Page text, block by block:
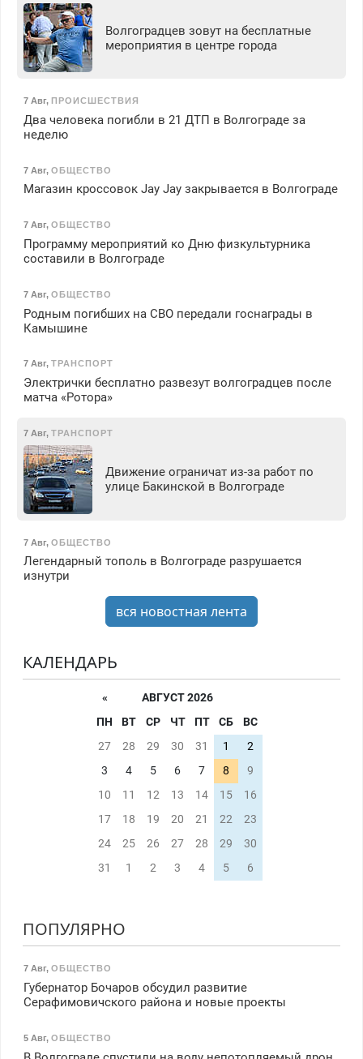
Волгоградцев зовут на бесплатные
мероприятия в центре города
7 Авг, ПРОИСШЕСТВИЯ
Два человека погибли в 21 ДТП в Волгограде за
неделю
7 Авг, ОБЩЕСТВО
Магазин кроссовок Jay Jay закрывается в Волгограде
7 Авг, ОБЩЕСТВО
Программу мероприятий ко Дню физкультурника
составили в Волгограде
7 Авг, ОБЩЕСТВО
Родным погибших на СВО передали госнаграды в
Камышине
7 Авг, ТРАНСПОРТ
Электрички бесплатно развезут волгоградцев после
матча «Ротора»
7 Авг, ТРАНСПОРТ
Движение ограничат из-за работ по
улице Бакинской в Волгограде
7 Авг, ОБЩЕСТВО
Легендарный тополь в Волгограде разрушается
изнутри
вся новостная лента
КАЛЕНДАРЬ
«
АВГУСТ 2026
ПН
ВТ СР ЧТ ПТ СБ
ВС
27
28 29 30 31 1
2
3
4 5 6 7 8
9
10
11 12 13 14 15
16
17
18 19 20 21 22
23
24
25 26 27 28 29
30
31
1 2 3 4 5 6
ПОПУЛЯРНО
7 Авг, ОБЩЕСТВО
Губернатор Бочаров обсудил развитие
Серафимовичского района и новые проекты
5 Авг, ОБЩЕСТВО